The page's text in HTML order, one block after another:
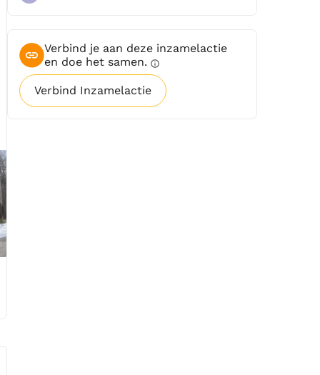
Verbind je aan deze inzamelactie
en doe het samen. info
Verbind Inzamelactie